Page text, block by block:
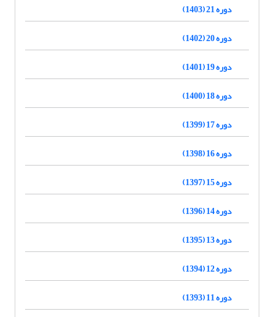
دوره 21 (1403)
دوره 20 (1402)
دوره 19 (1401)
دوره 18 (1400)
دوره 17 (1399)
دوره 16 (1398)
دوره 15 (1397)
دوره 14 (1396)
دوره 13 (1395)
دوره 12 (1394)
دوره 11 (1393)